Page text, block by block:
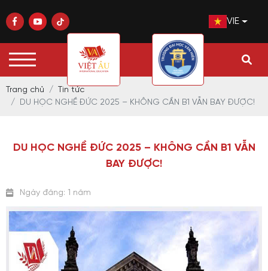
VIE
Trang chủ
Tin tức
DU HỌC NGHỀ ĐỨC 2025 – KHÔNG CẦN B1 VẪN BAY ĐƯỢC!
DU HỌC NGHỀ ĐỨC 2025 – KHÔNG CẦN B1 VẪN
BAY ĐƯỢC!
Ngày đăng: 1 năm